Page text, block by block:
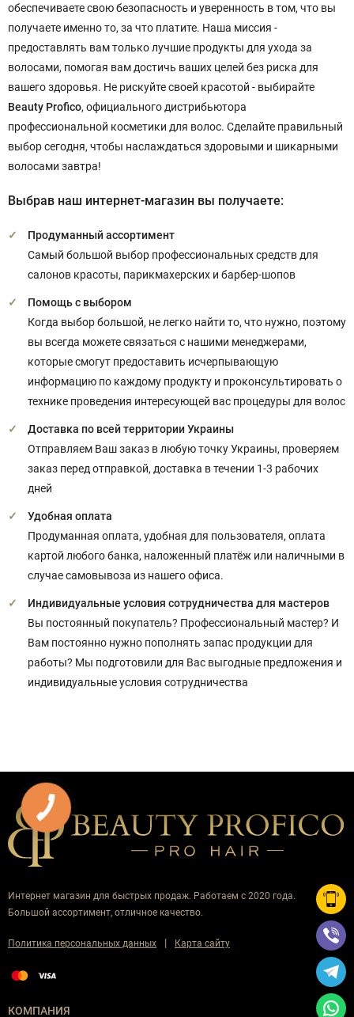
обеспечиваете свою безопасность и уверенность в том, что вы
получаете именно то, за что платите. Наша миссия -
предоставлять вам только лучшие продукты для ухода за
волосами, помогая вам достичь ваших целей без риска для
вашего здоровья. Не рискуйте своей красотой - выбирайте
Beauty Profico, официального дистрибьютора
профессиональной косметики для волос. Сделайте правильный
выбор сегодня, чтобы наслаждаться здоровыми и шикарными
волосами завтра!
Выбрав наш интернет-магазин вы получаете:
Продуманный ассортимент
Самый большой выбор профессиональных средств для
салонов красоты, парикмахерских и барбер-шопов
Помощь с выбором
Когда выбор большой, не легко найти то, что нужно, поэтому
вы всегда можете связаться с нашими менеджерами,
которые смогут предоставить исчерпывающую
информацию по каждому продукту и проконсультировать о
технике проведения интересующей вас процедуры для волос
Доставка по всей территории Украины
Отправляем Ваш заказ в любую точку Украины, проверяем
заказ перед отправкой, доставка в течении 1-3 рабочих
дней
Удобная оплата
Продуманная оплата, удобная для пользователя, оплата
картой любого банка, наложенный платёж или наличными в
случае самовывоза из нашего офиса.
Индивидуальные условия сотрудничества для мастеров
Вы постоянный покупатель? Профессиональный мастер? И
Вам постоянно нужно пополнять запас продукции для
работы? Мы подготовили для Вас выгодные предложения и
индивидуальные условия сотрудничества
Интернет магазин для быстрых продаж. Работаем с 2020 года.
Большой ассортимент, отличное качество.
Политика персональных данных | Карта сайту
КОМПАНИЯ